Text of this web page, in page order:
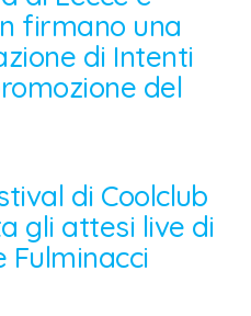
firmano una
di Intenti
del
di Coolclub
gli attesi live di
Fulminacci